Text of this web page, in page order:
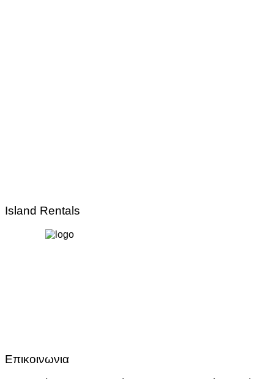
Island Rentals
Επικοινωνια